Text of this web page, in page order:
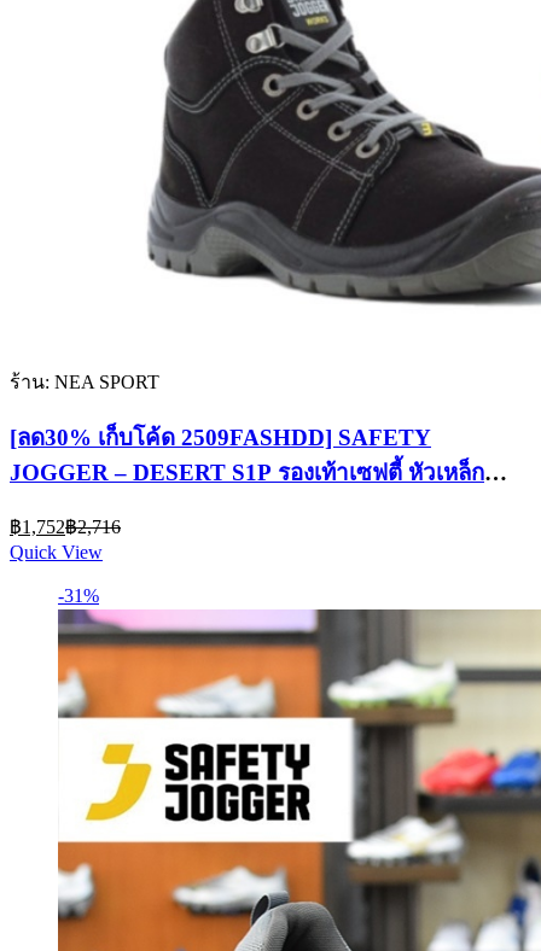
ร้าน: NEA SPORT
[ลด30% เก็บโค้ด 2509FASHDD] SAFETY
JOGGER – DESERT S1P รองเท้าเซฟตี้ หัวเหล็ก
฿1,752Current
price
is:
฿1,752.
฿2,716
Quick View
-31%